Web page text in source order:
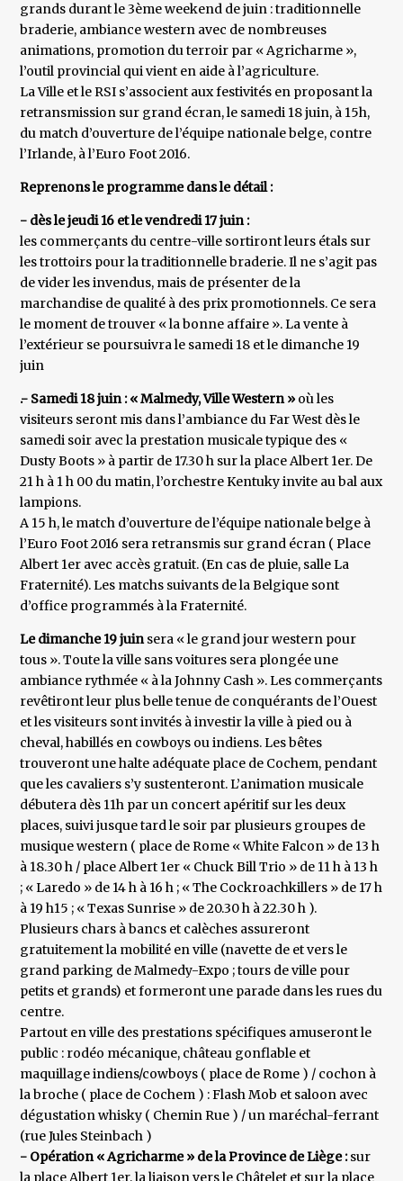
grands durant le 3ème weekend de juin : traditionnelle
braderie, ambiance western avec de nombreuses
animations, promotion du terroir par « Agricharme »,
l’outil provincial qui vient en aide à l’agriculture.
La Ville et le RSI s’associent aux festivités en proposant la
retransmission sur grand écran, le samedi 18 juin, à 15h,
du match d’ouverture de l’équipe nationale belge, contre
l’Irlande, à l’Euro Foot 2016.
Reprenons le programme dans le détail :
- dès le jeudi 16 et le vendredi 17 juin :
les commerçants du centre-ville sortiront leurs étals sur
les trottoirs pour la traditionnelle braderie. Il ne s’agit pas
de vider les invendus, mais de présenter de la
marchandise de qualité à des prix promotionnels. Ce sera
le moment de trouver « la bonne affaire ». La vente à
l’extérieur se poursuivra le samedi 18 et le dimanche 19
juin
.- Samedi 18 juin : « Malmedy, Ville Western » où les
visiteurs seront mis dans l’ambiance du Far West dès le
samedi soir avec la prestation musicale typique des «
Dusty Boots » à partir de 17.30 h sur la place Albert 1er. De
21 h à 1 h 00 du matin, l’orchestre Kentuky invite au bal aux
lampions.
A 15 h, le match d’ouverture de l’équipe nationale belge à
l’Euro Foot 2016 sera retransmis sur grand écran ( Place
Albert 1er avec accès gratuit. (En cas de pluie, salle La
Fraternité). Les matchs suivants de la Belgique sont
d’office programmés à la Fraternité.
Le dimanche 19 juinsera « le grand jour western pour
tous ». Toute la ville sans voitures sera plongée une
ambiance rythmée « à la Johnny Cash ». Les commerçants
revêtiront leur plus belle tenue de conquérants de l’Ouest
et les visiteurs sont invités à investir la ville à pied ou à
cheval, habillés en cowboys ou indiens. Les bêtes
trouveront une halte adéquate place de Cochem, pendant
que les cavaliers s’y sustenteront. L’animation musicale
débutera dès 11h par un concert apéritif sur les deux
places, suivi jusque tard le soir par plusieurs groupes de
musique western ( place de Rome « White Falcon » de 13 h
à 18.30 h / place Albert 1er « Chuck Bill Trio » de 11 h à 13 h
; « Laredo » de 14 h à 16 h ; « The Cockroachkillers » de 17 h
à 19 h15 ; « Texas Sunrise » de 20.30 h à 22.30 h ).
Plusieurs chars à bancs et calèches assureront
gratuitement la mobilité en ville (navette de et vers le
grand parking de Malmedy-Expo ; tours de ville pour
petits et grands) et formeront une parade dans les rues du
centre.
Partout en ville des prestations spécifiques amuseront le
public : rodéo mécanique, château gonflable et
maquillage indiens/cowboys ( place de Rome ) / cochon à
la broche ( place de Cochem ) : Flash Mob et saloon avec
dégustation whisky ( Chemin Rue ) / un maréchal-ferrant
(rue Jules Steinbach )
- Opération « Agricharme » de la Province de Liège :sur
la place Albert 1er, la liaison vers le Châtelet et sur la place